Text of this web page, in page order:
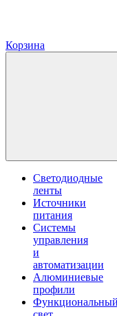
Корзина
Светодиодные
ленты
Источники
питания
Системы
управления
и
автоматизации
Алюминиевые
профили
Функциональный